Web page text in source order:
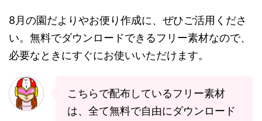
8月の園だよりやお便り作成に、ぜひご活用くださ
い。無料でダウンロードできるフリー素材なので、
必要なときにすぐにお使いいただけます。
こちらで配布しているフリー素材
は、全て無料で自由にダウンロード